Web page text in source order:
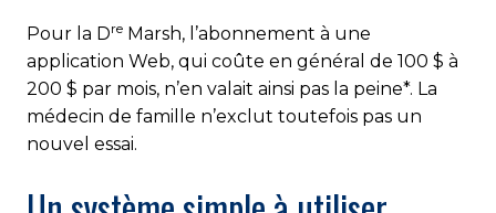
Pour la Dre Marsh, l’abonnement à une
application Web, qui coûte en général de 100 $ à
200 $ par mois, n’en valait ainsi pas la peine*. La
médecin de famille n’exclut toutefois pas un
nouvel essai.